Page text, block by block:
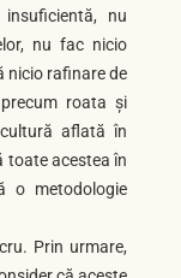
nu
nu fac nicio
nicio rafinare de
roata și
aflată în
toate acestea în
o metodologie
Prin urmare,